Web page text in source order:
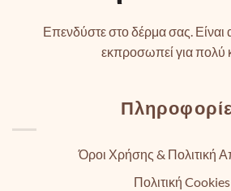
Επενδύστε στο δέρμα σας.
εκπροσωπεί για πολύ
Όροι Χρήσης & Πολιτική
Πολιτική Cookies